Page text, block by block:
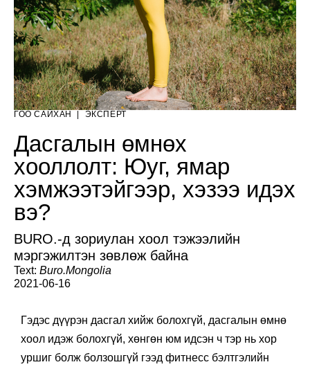
ГОО САЙХАН | ЭКСПЕРТ
Дасгалын өмнөх
хооллолт: Юуг, ямар
хэмжээтэйгээр, хэзээ идэх
вэ?
BURO.-д зориулан хоол тэжээлийн
мэргэжилтэн зөвлөж байна
Text: Buro.Mongolia
2021-06-16
Гэдэс дүүрэн дасгал хийж болохгүй, дасгалын өмнө
хоол идэж болохгүй, хөнгөн юм идсэн ч тэр нь хор
уршиг болж болзошгүй гээд фитнесс бэлтгэлийн